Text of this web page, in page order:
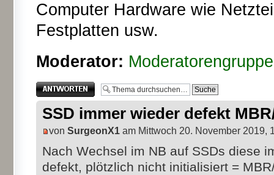
Computer Hardware wie
Festplatten usw.
Moderator: Moderatorengruppe
Antwort erstellen
SSD immer wieder defekt
von SurgeonX1 am Mittwoch 20. November 2019,
Nach Wechsel im NB auf SSDs diese
defekt, plötzlich nicht initialisiert =